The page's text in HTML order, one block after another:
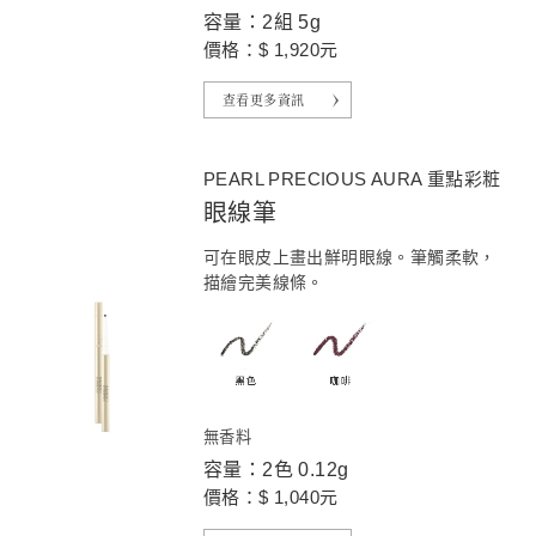
容量：2組 5g
價格：$ 1,920元
查看更多資訊
PEARL PRECIOUS AURA 重點彩粧
眼線筆
可在眼皮上畫出鮮明眼線。筆觸柔軟，
描繪完美線條。
無香料
容量：2色 0.12g
價格：$ 1,040元